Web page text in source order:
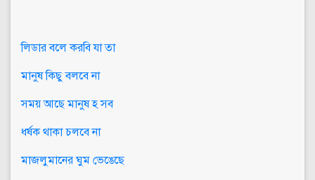
লিডার বলে করবি যা তা
মানুষ কিছু বলবে না
সময় আছে মানুষ হ সব
ধর্ষক থাকা চলবে না
মাজলুমানের ঘুম ভেঙেছে